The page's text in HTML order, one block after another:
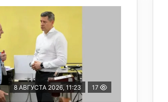
8 АВГУСТА 2026, 11:23 17